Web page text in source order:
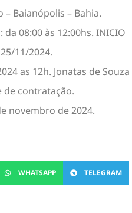
– Baianópolis – Bahia.
da 08:00 às 12:00hs. INICIO
11/2024.
as 12h. Jonatas de Souza
de contratação.
novembro de 2024.
WHATSAPP TELEGRAM